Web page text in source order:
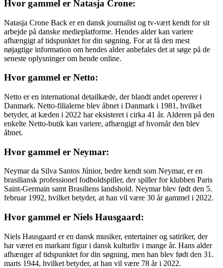
Hvor gammel er Natasja Crone:
Natasja Crone Back er en dansk journalist og tv-vært kendt for sit
arbejde på danske medieplatforme. Hendes alder kan variere
afhængigt af tidspunktet for din søgning. For at få den mest
nøjagtige information om hendes alder anbefales det at søge på de
seneste oplysninger om hende online.
Hvor gammel er Netto:
Netto er en international detailkæde, der blandt andet opererer i
Danmark. Netto-filialerne blev åbnet i Danmark i 1981, hvilket
betyder, at kæden i 2022 har eksisteret i cirka 41 år. Alderen på den
enkelte Netto-butik kan variere, afhængigt af hvornår den blev
åbnet.
Hvor gammel er Neymar:
Neymar da Silva Santos Júnior, bedre kendt som Neymar, er en
brasiliansk professionel fodboldspiller, der spiller for klubben Paris
Saint-Germain samt Brasiliens landshold. Neymar blev født den 5.
februar 1992, hvilket betyder, at han vil være 30 år gammel i 2022.
Hvor gammel er Niels Hausgaard:
Niels Hausgaard er en dansk musiker, entertainer og satiriker, der
har været en markant figur i dansk kulturliv i mange år. Hans alder
afhænger af tidspunktet for din søgning, men han blev født den 31.
marts 1944, hvilket betyder, at han vil være 78 år i 2022.